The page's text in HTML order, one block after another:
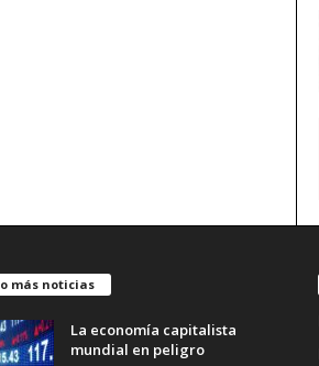
más noticias
La economía capitalista
mundial en peligro